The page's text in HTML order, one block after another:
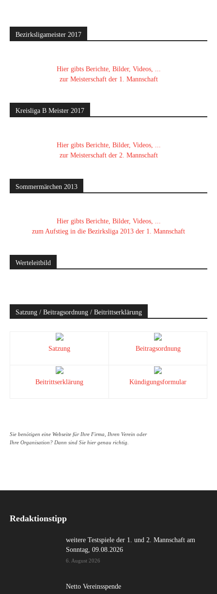
Bezirksligameister 2017
Hier gibts Berichte, Bilder, Videos, ...
zur Meisterschaft der 1. Mannschaft
Kreisliga B Meister 2017
Hier gibts Berichte, Bilder, Videos, ...
zur Meisterschaft der 2. Mannschaft
Sommermärchen 2013
Hier gibts Berichte, Bilder, Videos, ...
zum Aufstieg in die Bezirksliga 2013 der 1. Mannschaft
Werteleitbild
Satzung / Beitragsordnung / Beitrittserklärung
Satzung Beitragsordnung
Beitrittserklärung Kündigungsformular
Sie benötigen eine Webseite für Ihre Firma, Ihren Verein oder
Ihre Organisation? Dann sind Sie hier genau richtig.
Redaktionstipp
weitere Testspiele der 1. und 2. Mannschaft am
Sonntag, 09.08.2026
6. August 2026
Netto Vereinsspende